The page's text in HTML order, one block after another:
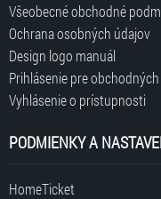
Všeobecné obchodné
Ochrana osobných údajov
Design logo manuál
Prihlásenie pre
Vyhlásenie o prístupnosti
PODMIENKY A
HomeTicket